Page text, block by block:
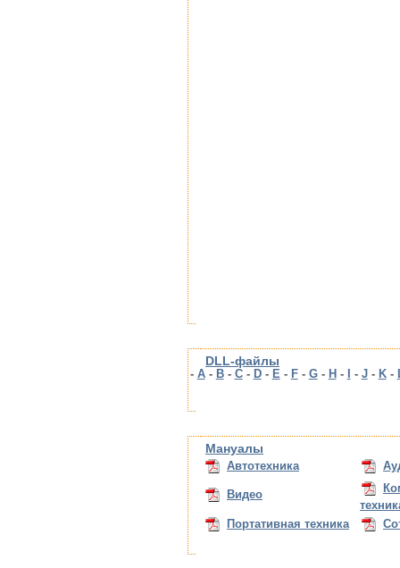
DLL-файлы
- A- B- C- D- E- F- G- H - - J- K-
Мануалы
Автотехника
Видео
Портативная техника